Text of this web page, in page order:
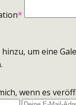
*
um eine
wenn es